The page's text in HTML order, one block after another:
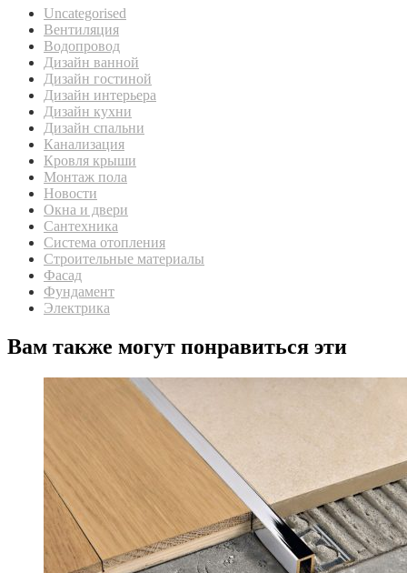
Uncategorised
Вентиляция
Водопровод
Дизайн ванной
Дизайн гостиной
Дизайн интерьера
Дизайн кухни
Дизайн спальни
Канализация
Кровля крыши
Монтаж пола
Новости
Окна и двери
Сантехника
Система отопления
Строительные материалы
Фасад
Фундамент
Электрика
Вам также могут понравиться эти